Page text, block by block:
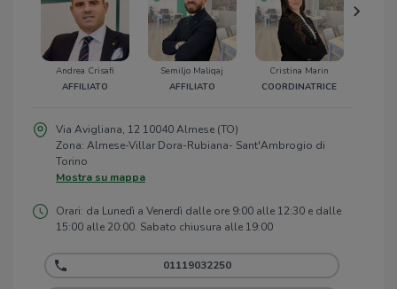
Andrea Crisafi
AFFILIATO
Semiljo Maliqaj
AFFILIATO
Cristina Marin
COORDINATRICE
Via Avigliana, 12 10040 Almese (TO)
Zona: Almese-Villar Dora-Rubiana- Sant'Ambrogio di
Torino
Mostra su mappa
Orari: da Lunedì a Venerdì dalle ore 9:00 alle 12:30 e dalle
15:00 alle 20:00. Sabato chiusura alle 19:00
01119032250